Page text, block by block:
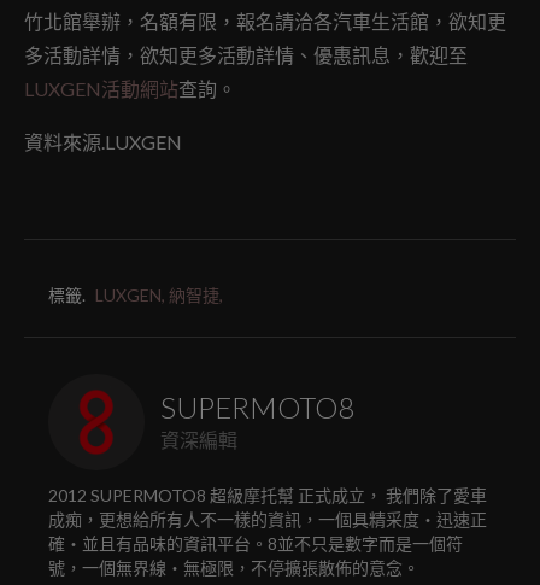
竹北館舉辦，名額有限，報名請洽各汽車生活館，欲知更
多活動詳情，欲知更多活動詳情、優惠訊息，歡迎至
LUXGEN活動網站查詢。
資料來源.LUXGEN
標籤. LUXGEN, 納智捷,
SUPERMOTO8
資深編輯
2012 SUPERMOTO8 超級摩托幫 正式成立， 我們除了愛車
成痴，更想給所有人不一樣的資訊，一個具精采度‧迅速正
確‧並且有品味的資訊平台。8並不只是數字而是一個符
號，一個無界線‧無極限，不停擴張散佈的意念。